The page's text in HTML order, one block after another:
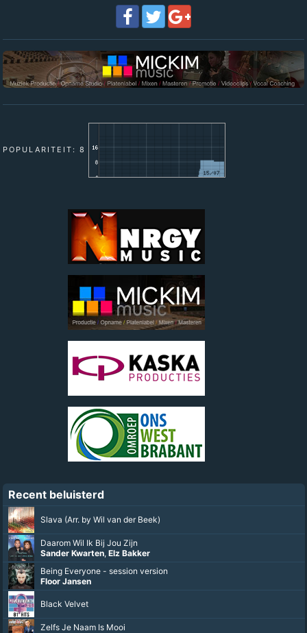
POPULARITEIT: 8
Recent beluisterd
Slava (Arr. by Wil van der Beek)
Daarom Wil Ik Bij Jou Zijn
Sander Kwarten, Elz Bakker
Being Everyone - session version
Floor Jansen
Black Velvet
Zelfs Je Naam Is Mooi